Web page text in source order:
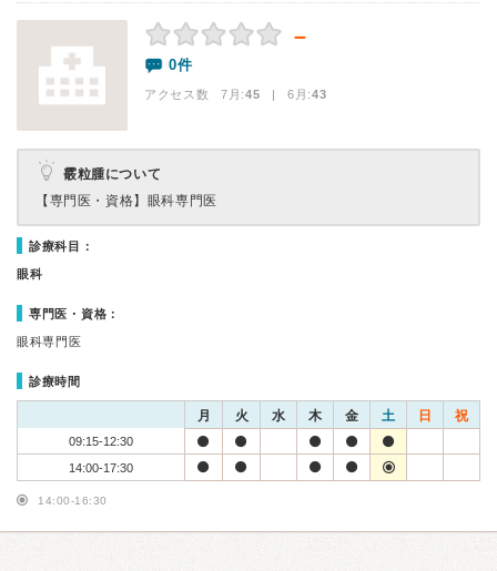
－
0件
アクセス数 7月:45 | 6月:43
霰粒腫について
【専門医・資格】 眼科専門医
診療科目：
眼科
専門医・資格：
眼科専門医
診療時間
月 火 水 木 金 土 日 祝
09:15-12:30
14:00-17:30
14:00-16:30